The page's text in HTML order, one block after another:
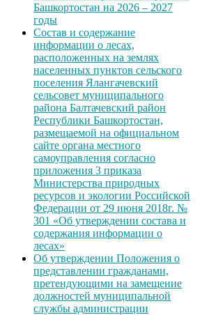
Башкортостан на 2026 – 2027
годы
Состав и содержание
информации о лесах,
расположенных на землях
населенных пунктов сельского
поселения Ялангачевский
сельсовет муниципального
района Балтачевский район
Республики Башкортостан,
размещаемой на официальном
сайте органа местного
самоуправления согласно
приложения 3 приказа
Министерства природных
ресурсов и экологии Российской
Федерации от 29 июня 2018г. №
301 «Об утверждении состава и
содержания информации о
лесах»
Об утверждении Положения о
представлении гражданами,
претендующими на замещение
должностей муниципальной
службы администрации